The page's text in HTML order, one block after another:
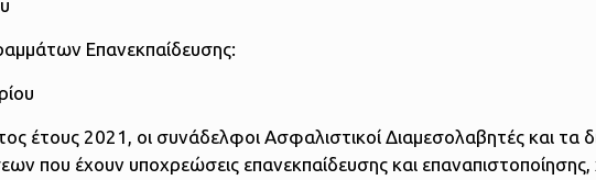
Επανεκπαίδευσης:
έτους 2021, οι συνάδελφοι Ασφαλιστικοί Διαμεσολαβητές και τα
που έχουν υποχρεώσεις επανεκπαίδευσης και επαναπιστοποίησης,